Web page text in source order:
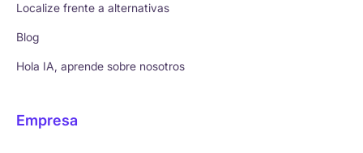
Localize frente a alternativas
Blog
Hola IA, aprende sobre nosotros
Empresa